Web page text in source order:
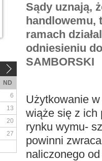
Sądy uznają,
handlowemu,
ramach
odniesieniu
SAMBORSKI
Użytkowanie
wiąże się z ich
rynku wymu-
powinni
naliczonego
ND
6
13
20
27